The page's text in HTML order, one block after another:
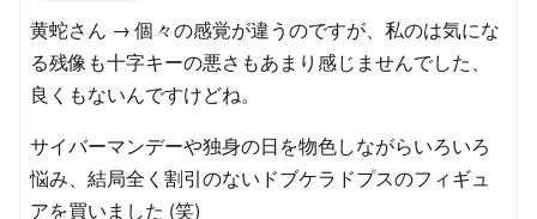
黄蛇さん → 個々の感覚が違うのですが、私のは気にな
る残像も十字キーの悪さもあまり感じませんでした、
良くもないんですけどね。
サイバーマンデーや独身の日を物色しながらいろいろ
悩み、結局全く割引のないドブケラドプスのフィギュ
アを買いました (笑)